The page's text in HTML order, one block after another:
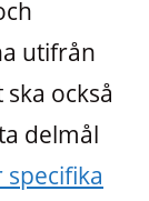
utifrån
också
delmål